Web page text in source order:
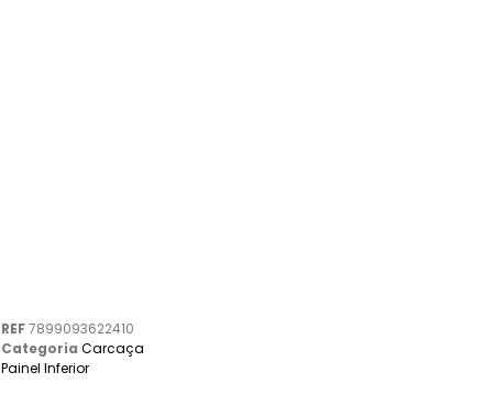
REF7899093622410
Categoria Carcaça
Painel Inferior